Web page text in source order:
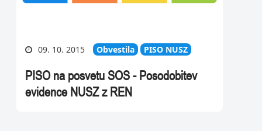
09. 10. 2015 Obvestila PISO NUSZ
PISO na posvetu SOS - Posodobitev
evidence NUSZ z REN